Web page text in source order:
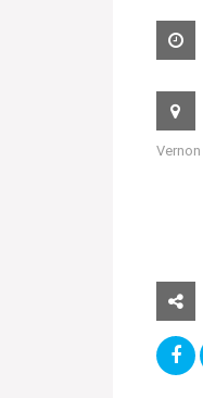
Vernon